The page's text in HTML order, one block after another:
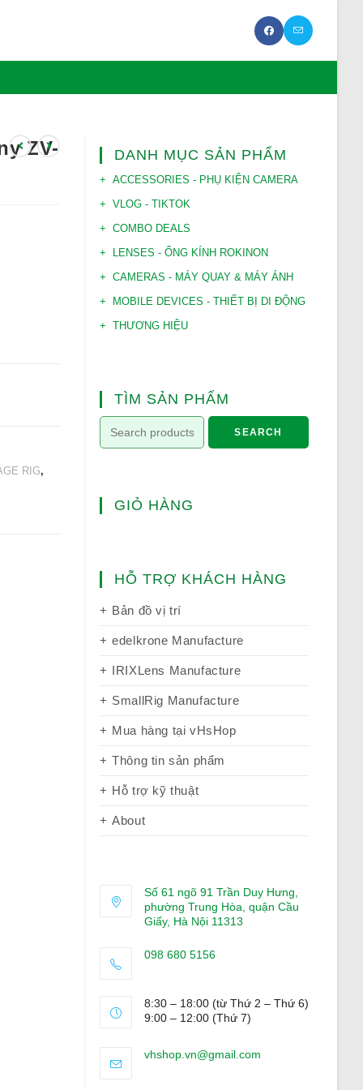
ZV-
RIG,
DANH MỤC SẢN PHẨM
ACCESSORIES - PHỤ KIỆN CAMERA
VLOG - TIKTOK
COMBO DEALS
LENSES - ỐNG KÍNH ROKINON
CAMERAS - MÁY QUAY & MÁY ẢNH
MOBILE DEVICES - THIẾT BỊ DI ĐỘNG
THƯƠNG HIỆU
TÌM SẢN PHẨM
SEARCH
GIỎ HÀNG
HỖ TRỢ KHÁCH HÀNG
Bản đồ vị trí
edelkrone Manufacture
IRIXLens Manufacture
SmallRig Manufacture
Mua hàng tại vHsHop
Thông tin sản phẩm
Hỗ trợ kỹ thuật
About
Số 61 ngõ 91 Trần Duy Hưng,
phường Trung Hòa, quận Cầu
Giấy, Hà Nội 11313
098 680 5156
your
8:30 – 18:00 (từ Thứ 2 – Thứ 6)
9:00 – 12:00 (Thứ 7)
vhshop.vn@gmail.comOpens